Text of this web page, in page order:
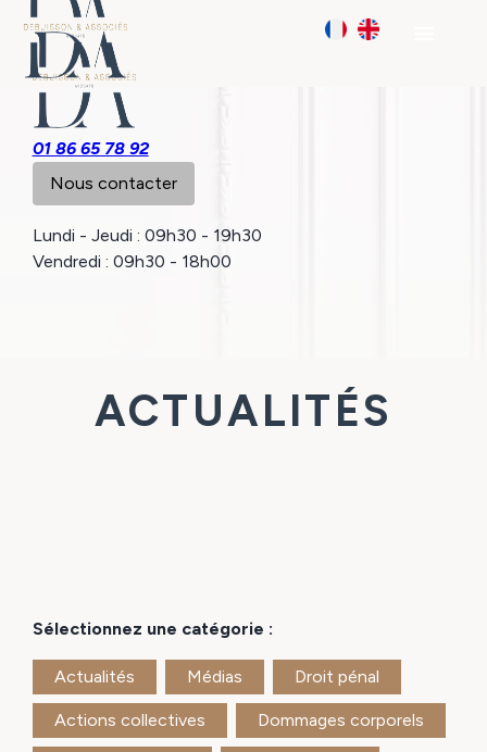
01 86 65 78 92
Nous contacter
Lundi - Jeudi : 09h30 - 19h30
Vendredi : 09h30 - 18h00
ACTUALITÉS
Sélectionnez une catégorie :
Actualités Médias Droit pénal
Actions collectives Dommages corporels
Panneau de gestion des cookies